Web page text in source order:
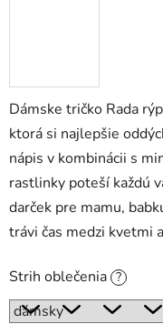
Dámske tričko Rada
ktorá si najlepšie
nápis v kombinácii s
rastlinky poteší každú
darček pre mamu,
trávi čas medzi kvetmi
Strih oblečenia ?